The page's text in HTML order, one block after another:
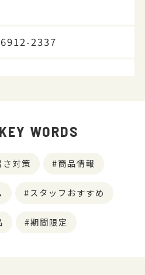
2337
WORDS
さ対策 商品情報
スタッフおすすめ
期間限定